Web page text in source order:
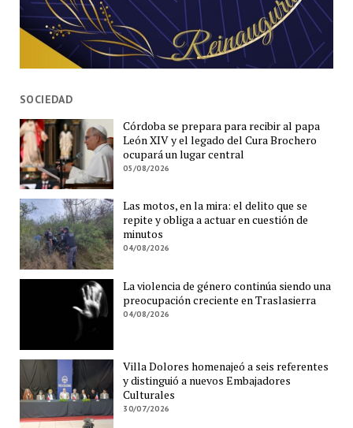
SOCIEDAD
Córdoba se prepara para recibir al papa
León XIV y el legado del Cura Brochero
ocupará un lugar central
05/08/2026
Las motos, en la mira: el delito que se
repite y obliga a actuar en cuestión de
minutos
04/08/2026
La violencia de género continúa siendo una
preocupación creciente en Traslasierra
04/08/2026
Villa Dolores homenajeó a seis referentes
y distinguió a nuevos Embajadores
Culturales
30/07/2026